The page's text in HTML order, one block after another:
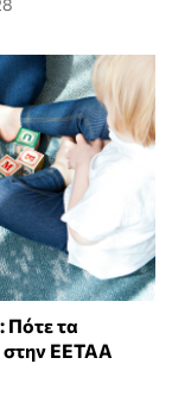
Πότε τα
στην ΕΕΤΑΑ